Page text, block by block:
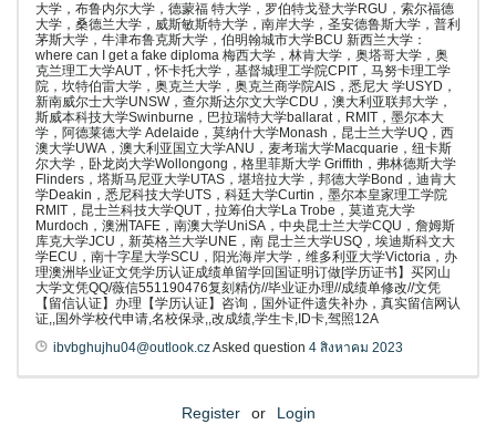
大学，布鲁内尔大学，德蒙福 特大学，罗伯特戈登大学RGU，索尔福德
大学，桑德兰大学，威斯敏斯特大学，南岸大学，圣安德鲁斯大学，普利
茅斯大学，牛津布鲁克斯大学，伯明翰城市大学BCU 新西兰大学：
where can I get a fake diploma 梅西大学，林肯大学，奥塔哥大学，奥
克兰理工大学AUT，怀卡托大学，基督城理工学院CPIT，马努卡理工学
院，坎特伯雷大学，奥克兰大学，奥克兰商学院AIS，悉尼大 学USYD，
新南威尔士大学UNSW，查尔斯达尔文大学CDU，澳大利亚联邦大学，
斯威本科技大学Swinburne，巴拉瑞特大学ballarat，RMIT，墨尔本大
学，阿德莱德大学 Adelaide，莫纳什大学Monash，昆士兰大学UQ，西
澳大学UWA，澳大利亚国立大学ANU，麦考瑞大学Macquarie，纽卡斯
尔大学，卧龙岗大学Wollongong，格里菲斯大学 Griffith，弗林德斯大学
Flinders，塔斯马尼亚大学UTAS，堪培拉大学，邦德大学Bond，迪肯大
学Deakin，悉尼科技大学UTS，科廷大学Curtin，墨尔本皇家理工学院
RMIT，昆士兰科技大学QUT，拉筹伯大学La Trobe，莫道克大学
Murdoch，澳洲TAFE，南澳大学UniSA，中央昆士兰大学CQU，詹姆斯
库克大学JCU，新英格兰大学UNE，南 昆士兰大学USQ，埃迪斯科文大
学ECU，南十字星大学SCU，阳光海岸大学，维多利亚大学Victoria，办
理澳洲毕业证文凭学历认证成绩单留学回国证明订做[学历证书】买冈山
大学文凭QQ/薇信551190476复刻精仿//毕业证办理//成绩单修改//文凭
【留信认证】办理【学历认证】咨询，国外证件遗失补办，真实留信网认
证,,国外学校代申请,名校保录,,改成绩,学生卡,ID卡,驾照12A
ibvbghujhu04@outlook.czAsked question 4 สิงหาคม 2023
Register or Login